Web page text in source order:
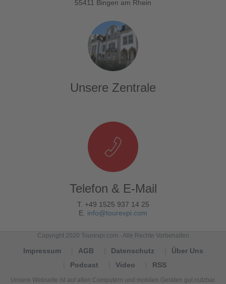
55411 Bingen am Rhein
Unsere Zentrale
Telefon & E-Mail
T. +49 1525 937 14 25
E. info@tourexpi.com
Copyright 2020 Tourexpi.com - Alle Rechte Vorbehalten
Impressum AGB Datenschutz
Über Uns
Podcast
Video RSS
Unsere Webseite ist auf allen Computern und mobilen Geräten gut nutzbar.